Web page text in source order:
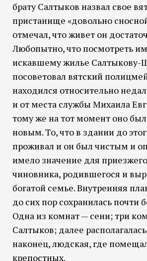
брату Салтыков назвал свое
пристанище «довольно
отмечал, что живет он
Любопытно, что посмотреть
искавшему жилье Салтыкову-
посоветовал вятский
находился относительно
и от места службы Михаила
тому же на тот момент оно
новым. То, что в здании до
проживал и он был чистым и
имело значение для
чиновника, родившегося и
богатой семье. Внутренняя
до сих пор сохранилась почти
Одна из комнат — сени; три
Салтыков; далее
наконец, людская, где
крепостных.